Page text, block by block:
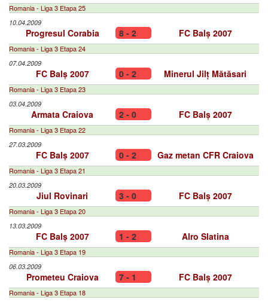
Romania - Liga 3 Etapa 25
10.04.2009
Progresul Corabia 8 - 2 FC Balș 2007
Romania - Liga 3 Etapa 24
07.04.2009
FC Balș 2007 0 - 2 Minerul Jilț Mătăsari
Romania - Liga 3 Etapa 23
03.04.2009
Armata Craiova 2 - 0 FC Balș 2007
Romania - Liga 3 Etapa 22
27.03.2009
FC Balș 2007 0 - 2 Gaz metan CFR Craiova
Romania - Liga 3 Etapa 21
20.03.2009
Jiul Rovinari 3 - 0 FC Balș 2007
Romania - Liga 3 Etapa 20
13.03.2009
FC Balș 2007 1 - 2 Alro Slatina
Romania - Liga 3 Etapa 19
06.03.2009
Prometeu Craiova 7 - 1 FC Balș 2007
Romania - Liga 3 Etapa 18